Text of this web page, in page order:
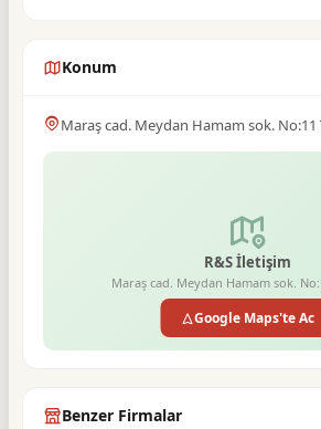
Konum
Maraş cad. Meydan Hamam sok. No:11
R&S İletişim
Maraş cad. Meydan Hamam sok.
Google Maps'te Ac
Benzer Firmalar